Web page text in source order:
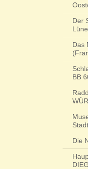
Der
Das
BB
Die